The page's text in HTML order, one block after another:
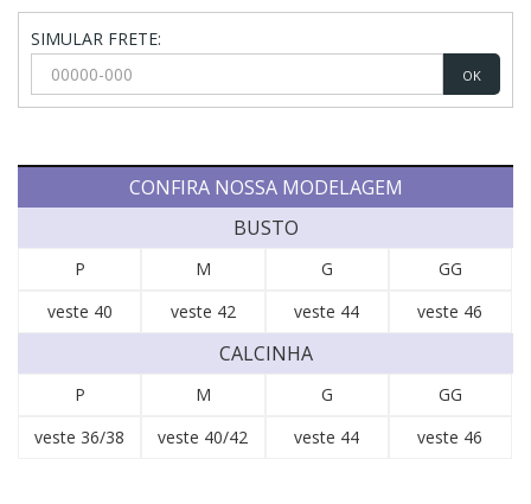
SIMULAR FRETE:
OK
CONFIRA NOSSA MODELAGEM
BUSTO
P M G
GG
veste 40
veste 42 veste 44 veste 46
CALCINHA
P M G
GG
veste 36/38
veste 40/42 veste 44 veste 46